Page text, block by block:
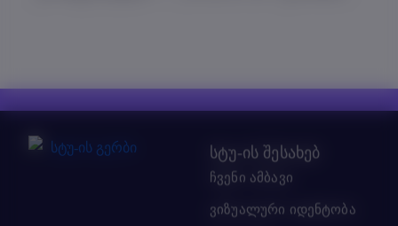
სტუ-ის შესახებ
ჩვენი ამბავი
ვიზუალური იდენტობა